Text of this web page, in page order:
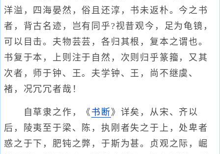
洋溢，四海晏然，俗且还淳，书未返朴。今之书
者，背古名迹，岂有同乎?视昔观今，足为龟镜，
可以目击。夫物芸芸，各归其根，复本之谓也。
书复于本，上则注于自然，次则归乎篆籀，又其
次者，师于钟、王。夫学钟、王，尚不继虞、
褚，况冗冗者哉！
自草隶之作，《 书断》详矣，从宋、齐以
后，陵夷至于梁、陈，执刚者失之于上，处卑者
惑之于下，肥钝之弊，于斯为甚。贞观之际，崛